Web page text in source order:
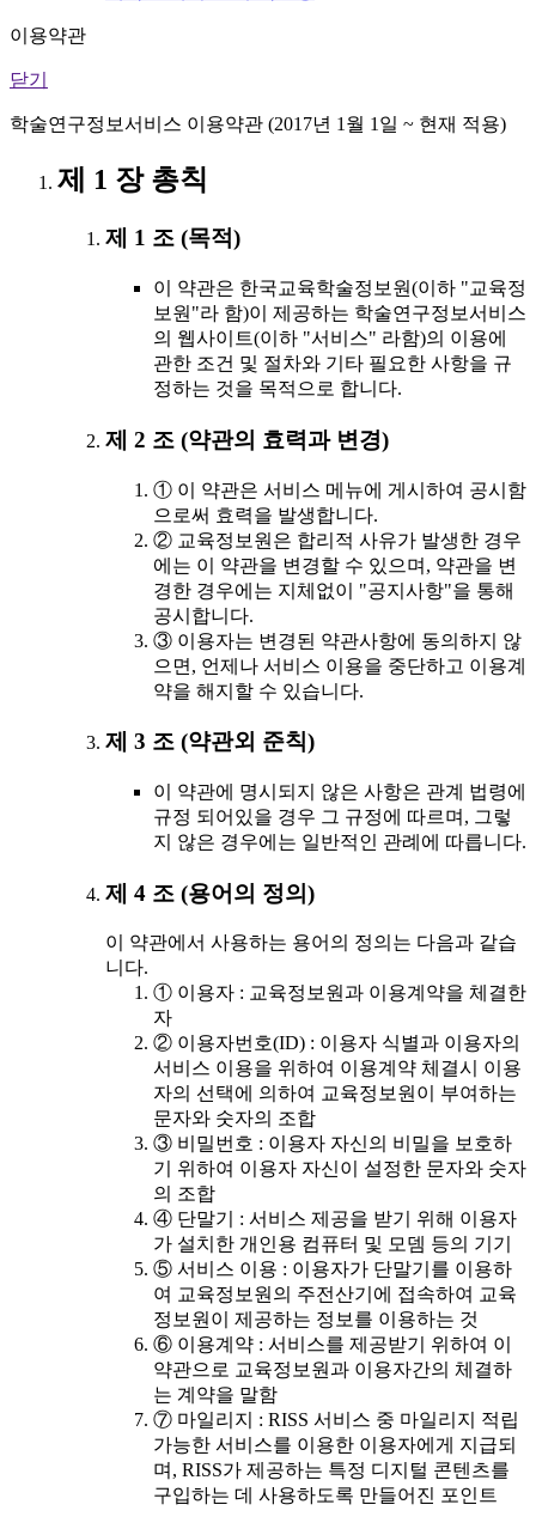
이용약관
닫기
학술연구정보서비스 이용약관 (2017년 1월 1일 ~ 현재 적용)
제 1 장 총칙
제 1 조 (목적)
이 약관은 한국교육학술정보원(이하 "교육정
보원"라 함)이 제공하는 학술연구정보서비스
의 웹사이트(이하 "서비스" 라함)의 이용에
관한 조건 및 절차와 기타 필요한 사항을 규
정하는 것을 목적으로 합니다.
제 2 조 (약관의 효력과 변경)
① 이 약관은 서비스 메뉴에 게시하여 공시함
으로써 효력을 발생합니다.
② 교육정보원은 합리적 사유가 발생한 경우
에는 이 약관을 변경할 수 있으며, 약관을 변
경한 경우에는 지체없이 "공지사항"을 통해
공시합니다.
③ 이용자는 변경된 약관사항에 동의하지 않
으면, 언제나 서비스 이용을 중단하고 이용계
약을 해지할 수 있습니다.
제 3 조 (약관외 준칙)
이 약관에 명시되지 않은 사항은 관계 법령에
규정 되어있을 경우 그 규정에 따르며, 그렇
지 않은 경우에는 일반적인 관례에 따릅니다.
제 4 조 (용어의 정의)
이 약관에서 사용하는 용어의 정의는 다음과 같습
니다.
① 이용자 : 교육정보원과 이용계약을 체결한
자
② 이용자번호(ID) : 이용자 식별과 이용자의
서비스 이용을 위하여 이용계약 체결시 이용
자의 선택에 의하여 교육정보원이 부여하는
문자와 숫자의 조합
③ 비밀번호 : 이용자 자신의 비밀을 보호하
기 위하여 이용자 자신이 설정한 문자와 숫자
의 조합
④ 단말기 : 서비스 제공을 받기 위해 이용자
가 설치한 개인용 컴퓨터 및 모뎀 등의 기기
⑤ 서비스 이용 : 이용자가 단말기를 이용하
여 교육정보원의 주전산기에 접속하여 교육
정보원이 제공하는 정보를 이용하는 것
⑥ 이용계약 : 서비스를 제공받기 위하여 이
약관으로 교육정보원과 이용자간의 체결하
는 계약을 말함
⑦ 마일리지 : RISS 서비스 중 마일리지 적립
가능한 서비스를 이용한 이용자에게 지급되
며, RISS가 제공하는 특정 디지털 콘텐츠를
구입하는 데 사용하도록 만들어진 포인트